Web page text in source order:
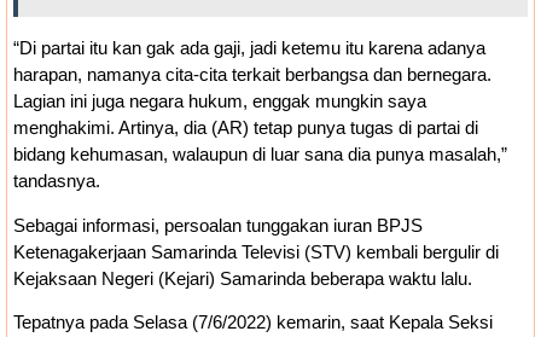
“Di partai itu kan gak ada gaji, jadi ketemu itu karena adanya
harapan, namanya cita-cita terkait berbangsa dan bernegara.
Lagian ini juga negara hukum, enggak mungkin saya
menghakimi. Artinya, dia (AR) tetap punya tugas di partai di
bidang kehumasan, walaupun di luar sana dia punya masalah,”
tandasnya.
Sebagai informasi, persoalan tunggakan iuran BPJS
Ketenagakerjaan Samarinda Televisi (STV) kembali bergulir di
Kejaksaan Negeri (Kejari) Samarinda beberapa waktu lalu.
Tepatnya pada Selasa (7/6/2022) kemarin, saat Kepala Seksi